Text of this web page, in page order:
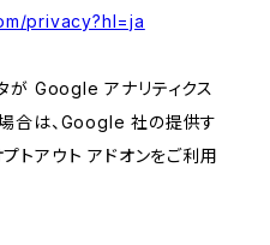
privacy?hl=ja
が Google アナリティクス
合は、Google 社の提供す
トアウト アドオンをご利用